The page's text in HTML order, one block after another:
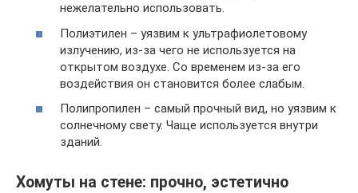
нежелательно использовать.
Полиэтилен – уязвим к ультрафиолетовому
излучению, из-за чего не используется на
открытом воздухе. Со временем из-за его
воздействия он становится более слабым.
Полипропилен – самый прочный вид, но уязвим к
солнечному свету. Чаще используется внутри
зданий.
Хомуты на стене: прочно, эстетично